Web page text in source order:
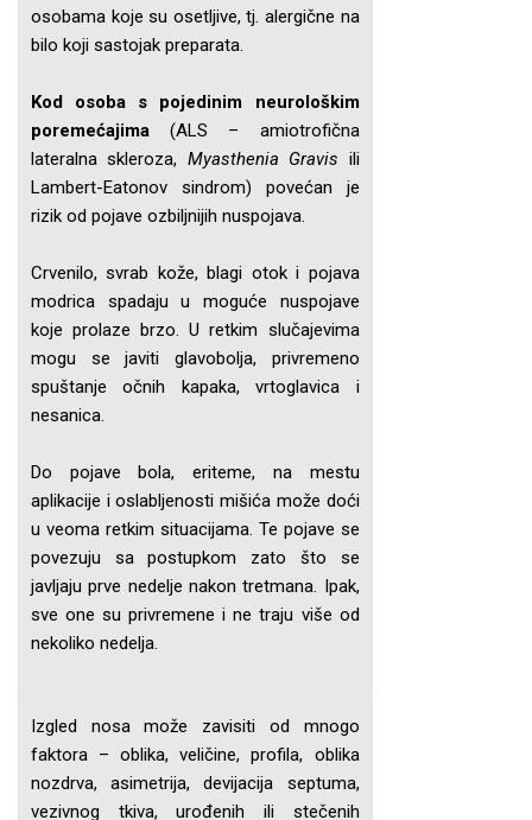
osobama koje su osetljive, tj. alergične na
bilo koji sastojak preparata.
Kod osoba s pojedinim neurološkim
poremećajima (ALS – amiotrofična
lateralna skleroza, Myasthenia Gravis ili
Lambert-Eatonov sindrom) povećan je
rizik od pojave ozbiljnijih nuspojava.
Crvenilo, svrab kože, blagi otok i pojava
modrica spadaju u moguće nuspojave
koje prolaze brzo. U retkim slučajevima
mogu se javiti glavobolja, privremeno
spuštanje očnih kapaka, vrtoglavica i
nesanica.
Do pojave bola, eriteme, na mestu
aplikacije i oslabljenosti mišića može doći
u veoma retkim situacijama. Te pojave se
povezuju sa postupkom zato što se
javljaju prve nedelje nakon tretmana. Ipak,
sve one su privremene i ne traju više od
nekoliko nedelja.
Izgled nosa može zavisiti od mnogo
faktora – oblika, veličine, profila, oblika
nozdrva, asimetrija, devijacija septuma,
vezivnog tkiva, urođenih ili stečenih